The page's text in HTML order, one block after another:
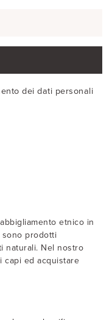
dei dati personali
etnico in
sono prodotti
naturali. Nel nostro
capi ed acquistare